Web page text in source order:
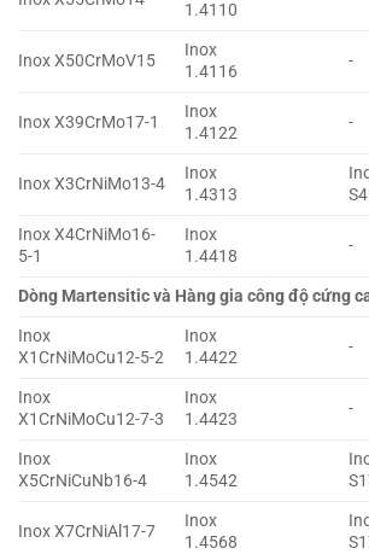
1.4110
Inox X50CrMoV15
Inox
1.4116
-
Inox X39CrMo17-1
Inox
1.4122
-
Inox X3CrNiMo13-4
Inox
1.4313
Inox X4CrNiMo16-
5-1
Inox
1.4418
-
Dòng Martensitic và Hàng gia công độ cứng
Inox
X1CrNiMoCu12-5-2
Inox
1.4422
-
Inox
X1CrNiMoCu12-7-3
Inox
1.4423
-
Inox
X5CrNiCuNb16-4
Inox
1.4542
Inox X7CrNiAl17-7
Inox
1.4568